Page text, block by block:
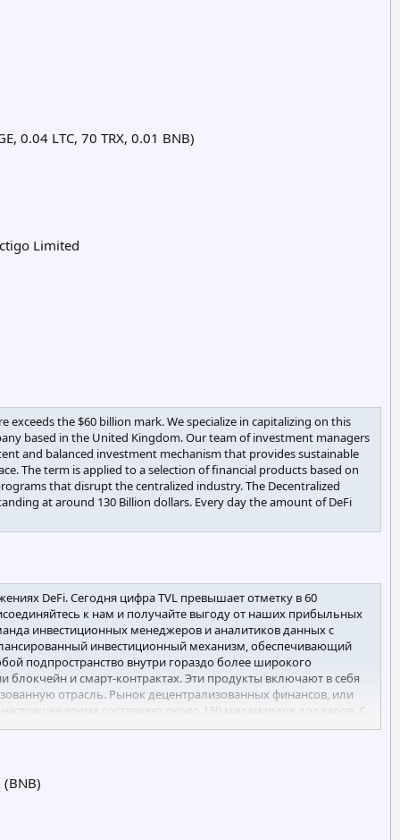
0.04 LTC, 70 TRX, 0.01 BNB)
Limited
exceeds the $60 billion mark. We specialize in capitalizing on this
based in the United Kingdom. Our team of investment managers
and balanced investment mechanism that provides sustainable
The term is applied to a selection of financial products based on
that disrupt the centralized industry. The Decentralized
at around 130 Billion dollars. Every day the amount of DeFi
DeFi. Сегодня цифра TVL превышает отметку в 60
к нам и получайте выгоду от наших прибыльных
инвестиционных менеджеров и аналитиков данных с
инвестиционный механизм, обеспечивающий
подпространство внутри гораздо более широкого
блокчейн и смарт-контрактах. Эти продукты включают в себя
отрасль. Рынок децентрализованных финансов, или
время составляет около 130 миллиардов долларов. С
на различных блокчейнах.
(BNB)